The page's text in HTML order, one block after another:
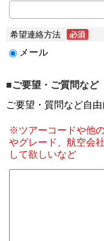
希望連絡方法
メール
■ご要望・ご質問など
ご要望・質問など自
※ツアーコードや他
やグレード、航空会
して欲しいなど